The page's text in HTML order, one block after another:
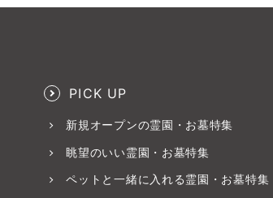
PICK UP
新規オープンの霊園・お墓特集
眺望のいい霊園・お墓特集
ペットと一緒に入れる霊園・お墓特集